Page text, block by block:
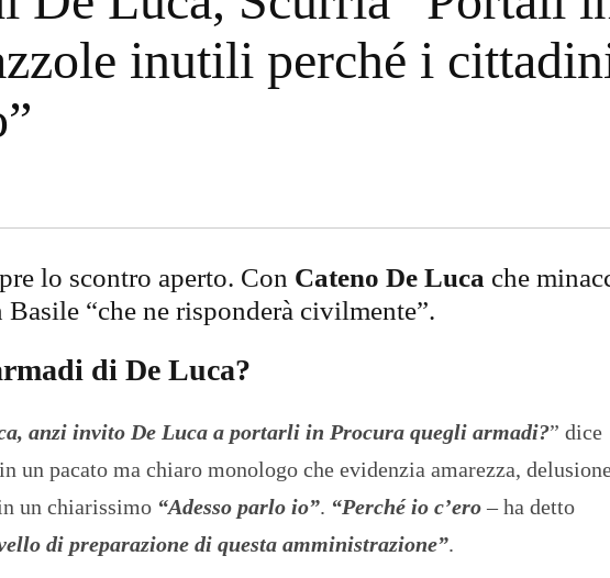
t
T
R
inutili perché i
lo scontro aperto. Con Cateno De Luca che
“che ne risponderà civilmente”.
di De Luca?
anzi invito De Luca a portarli in Procura quegli armadi?” dice
un pacato ma chiaro monologo che evidenzia amarezza,
un chiarissimo “Adesso parlo io”. “Perché io c’ero– ha detto
di preparazione di questa amministrazione”.